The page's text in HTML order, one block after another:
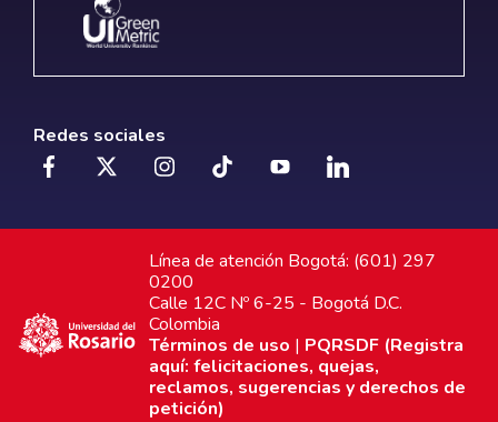
Redes sociales
Línea de atención Bogotá: (601) 297
0200
Calle 12C Nº 6-25 - Bogotá D.C.
Colombia
Términos de uso | PQRSDF (Registra
aquí: felicitaciones, quejas,
reclamos, sugerencias y derechos de
petición)